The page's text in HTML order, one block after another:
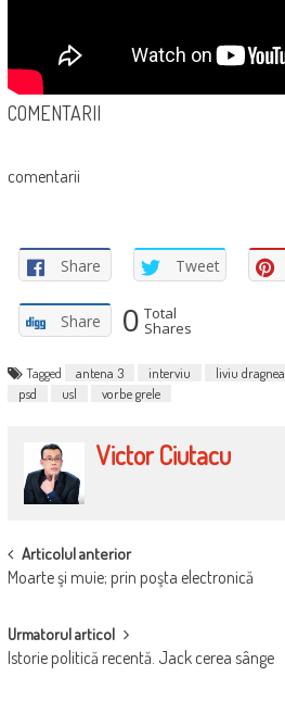
COMENTARII
comentarii
Share Tweet
Share 0 Total
Shares
Tagged antena 3 interviu liviu dragnea
psd
usl vorbe grele
Victor Ciutacu
POST
NAVIGATION
Articolul anterior
Moarte şi muie; prin poşta electronică
Urmatorul articol
Istorie politică recentă. Jack cerea sânge